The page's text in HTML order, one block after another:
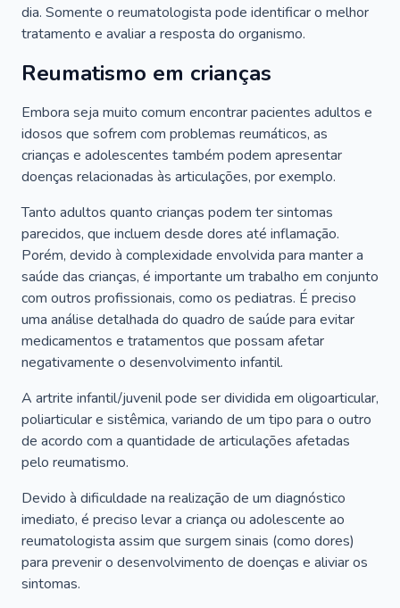
dia. Somente o reumatologista pode identificar o melhor
tratamento e avaliar a resposta do organismo.
Reumatismo em crianças
Embora seja muito comum encontrar pacientes adultos e
idosos que sofrem com problemas reumáticos, as
crianças e adolescentes também podem apresentar
doenças relacionadas às articulações, por exemplo.
Tanto adultos quanto crianças podem ter sintomas
parecidos, que incluem desde dores até inflamação.
Porém, devido à complexidade envolvida para manter a
saúde das crianças, é importante um trabalho em conjunto
com outros profissionais, como os pediatras. É preciso
uma análise detalhada do quadro de saúde para evitar
medicamentos e tratamentos que possam afetar
negativamente o desenvolvimento infantil.
A artrite infantil/juvenil pode ser dividida em oligoarticular,
poliarticular e sistêmica, variando de um tipo para o outro
de acordo com a quantidade de articulações afetadas
pelo reumatismo.
Devido à dificuldade na realização de um diagnóstico
imediato, é preciso levar a criança ou adolescente ao
reumatologista assim que surgem sinais (como dores)
para prevenir o desenvolvimento de doenças e aliviar os
sintomas.